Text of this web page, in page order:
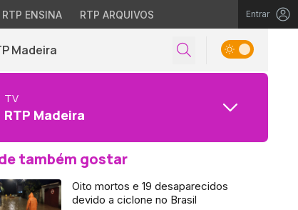
RTP ENSINA RTP ARQUIVOS Entrar
Madeira
TV
RTP Madeira
também gostar
Oito mortos e 19 desaparecidos
devido a ciclone no Brasil